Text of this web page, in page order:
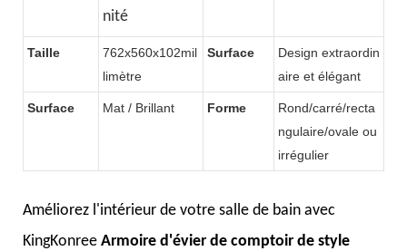
nité
Taille
762x560x102mil
limètre
Surface
Design extraordin
aire et élégant
Surface Mat / Brillant Forme
Rond/carré/recta
ngulaire/ovale ou
irrégulier
Améliorez l'intérieur de votre salle de bain avec
KingKonree Armoire d'évier de comptoir de style